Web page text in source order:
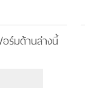
ร์มด้านล่างนี้